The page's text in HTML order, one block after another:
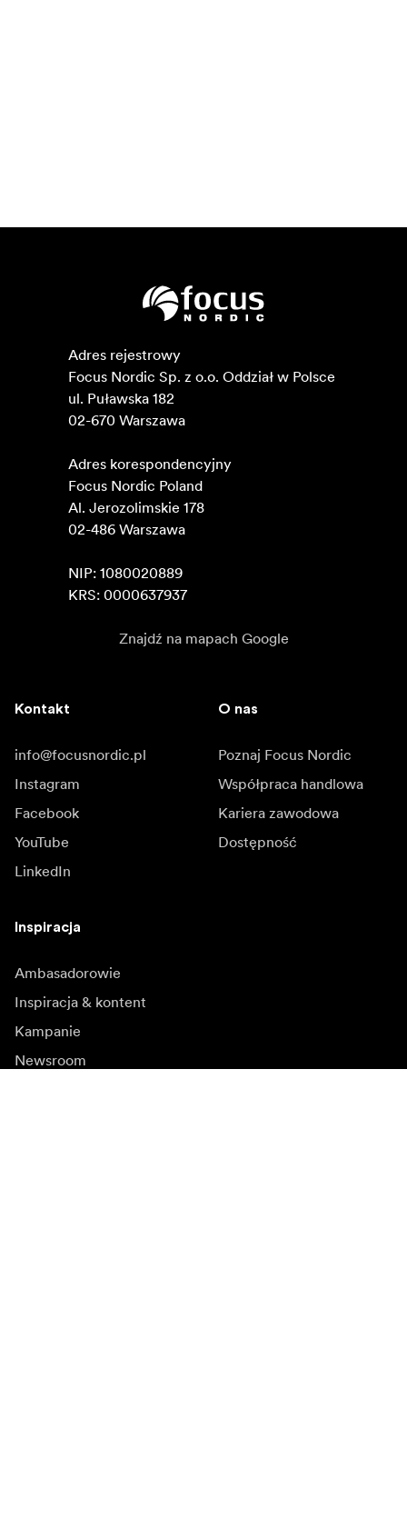
Adres rejestrowy
Focus Nordic Sp. z o.o. Oddział w Polsce
ul. Puławska 182
02-670 Warszawa
Adres korespondencyjny
Focus Nordic Poland
Al. Jerozolimskie 178
02-486 Warszawa
NIP: 1080020889
KRS: 0000637937
Znajdź na mapach Google
Kontakt
info@focusnordic.pl
Instagram
Facebook
YouTube
LinkedIn
O nas
Poznaj Focus Nordic
Współpraca handlowa
Kariera zawodowa
Dostępność
Inspiracja
Ambasadorowie
Inspiracja & kontent
Kampanie
Newsroom